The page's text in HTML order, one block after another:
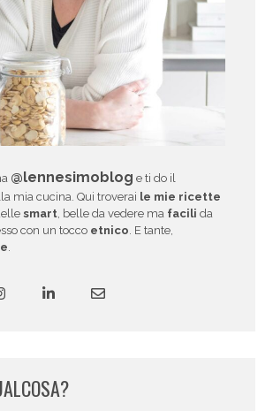
@lennesimoblog e ti do il
mia cucina. Qui troverai le mie ricette
smart, belle da vedere ma facili da
con un tocco etnico. E tante,
.